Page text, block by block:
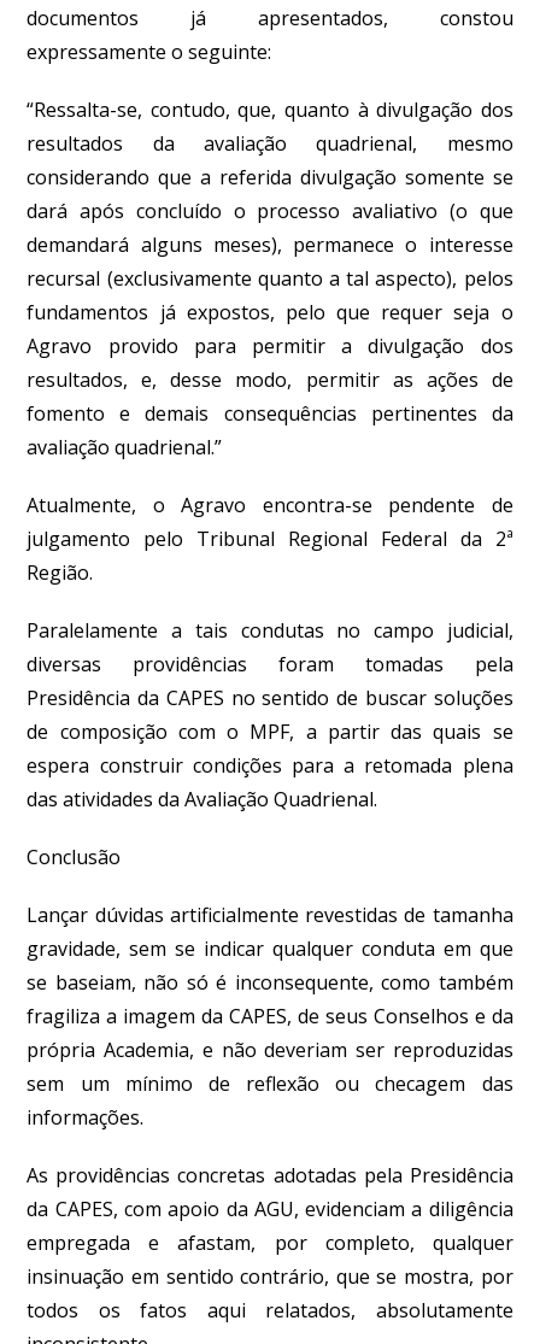
documentos já apresentados, constou
expressamente o seguinte:
“Ressalta-se, contudo, que, quanto à divulgação dos
resultados da avaliação quadrienal, mesmo
considerando que a referida divulgação somente se
dará após concluído o processo avaliativo (o que
demandará alguns meses), permanece o interesse
recursal (exclusivamente quanto a tal aspecto), pelos
fundamentos já expostos, pelo que requer seja o
Agravo provido para permitir a divulgação dos
resultados, e, desse modo, permitir as ações de
fomento e demais consequências pertinentes da
avaliação quadrienal.”
Atualmente, o Agravo encontra-se pendente de
julgamento pelo Tribunal Regional Federal da 2ª
Região.
Paralelamente a tais condutas no campo judicial,
diversas providências foram tomadas pela
Presidência da CAPES no sentido de buscar soluções
de composição com o MPF, a partir das quais se
espera construir condições para a retomada plena
das atividades da Avaliação Quadrienal.
Conclusão
Lançar dúvidas artificialmente revestidas de tamanha
gravidade, sem se indicar qualquer conduta em que
se baseiam, não só é inconsequente, como também
fragiliza a imagem da CAPES, de seus Conselhos e da
própria Academia, e não deveriam ser reproduzidas
sem um mínimo de reflexão ou checagem das
informações.
As providências concretas adotadas pela Presidência
da CAPES, com apoio da AGU, evidenciam a diligência
empregada e afastam, por completo, qualquer
insinuação em sentido contrário, que se mostra, por
todos os fatos aqui relatados, absolutamente